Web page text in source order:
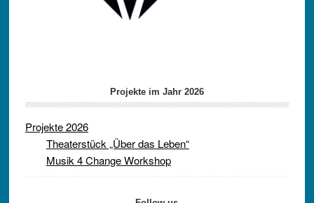
Projekte im Jahr 2026
Projekte 2026
Theaterstück „Über das Leben“
Musik 4 Change Workshop